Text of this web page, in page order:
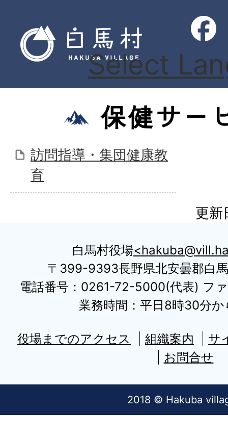
Select
保健サー
訪問指導・集団健康教
育
更新
白馬村役場
〒399-9393長野県北安曇郡白
電話番号：0261-72-5000(代表) フ
業務時間：平日8時30分か
役場までのアクセス 組織案内
サ
お問合せ
2018 © Hakuba